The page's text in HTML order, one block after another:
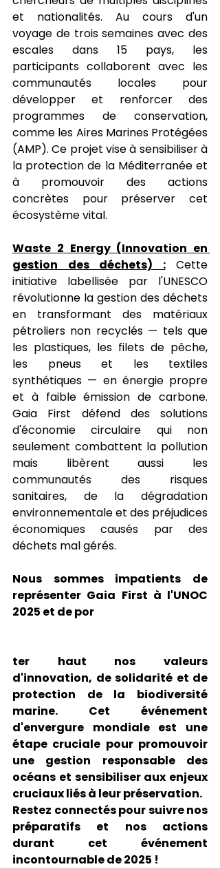
et nationalités. Au cours d'un
voyage de trois semaines avec des
escales dans 15 pays, les
participants collaborent avec les
communautés locales pour
développer et renforcer des
programmes de conservation,
comme les Aires Marines Protégées
(AMP). Ce projet vise à sensibiliser à
la protection de la Méditerranée et
à promouvoir des actions
concrètes pour préserver cet
écosystème vital.
Waste 2 Energy (Innovation en
gestion des déchets) : Cette
initiative labellisée par l'UNESCO
révolutionne la gestion des déchets
en transformant des matériaux
pétroliers non recyclés — tels que
les plastiques, les filets de pêche,
les pneus et les textiles
synthétiques — en énergie propre
et à faible émission de carbone.
Gaia First défend des solutions
d'économie circulaire qui non
seulement combattent la pollution
mais libèrent aussi les
communautés des risques
sanitaires, de la dégradation
environnementale et des préjudices
économiques causés par des
déchets mal gérés.
Nous sommes impatients de
représenter Gaia First à l'UNOC
2025 et de por
ter haut nos valeurs
d'innovation, de solidarité et de
protection de la biodiversité
marine. Cet événement
d'envergure mondiale est une
étape cruciale pour promouvoir
une gestion responsable des
océans et sensibiliser aux enjeux
cruciaux liés à leur préservation.
Restez connectés pour suivre nos
préparatifs et nos actions
durant cet événement
incontournable de 2025 !